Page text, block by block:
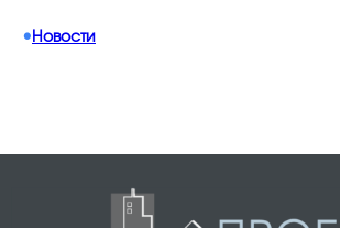
• Новости